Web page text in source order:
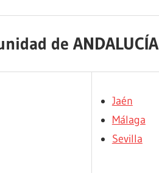
de ANDALUCÍA
Jaén
Málaga
Sevilla